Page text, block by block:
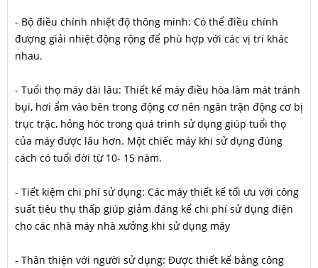
- Bộ điều chính nhiệt độ thông minh: Có thể điều chính
đượng giải nhiệt động rộng để phù hợp với các vị trí khác
nhau.
- Tuổi thọ máy dài lâu: Thiết kế máy điều hòa làm mát tránh
bụi, hơi ẩm vào bên trong động cơ nên ngăn trặn động cơ bị
trục trặc, hỏng hóc trong quá trình sử dụng giúp tuổi thọ
của máy được lâu hơn. Một chiếc máy khi sử dụng đúng
cách có tuổi đời từ 10- 15 năm.
- Tiết kiệm chi phí sử dụng: Các máy thiết kế tối ưu với công
suất tiêu thụ thấp giúp giảm đáng kể chi phí sử dụng điện
cho các nhà máy nhà xưởng khi sử dụng máy
- Thân thiện với người sử dụng: Được thiết kế bằng công